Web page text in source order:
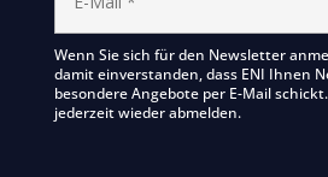
Wenn Sie sich für den Newsletter
damit einverstanden, dass ENI Ihnen
besondere Angebote per E-Mail
jederzeit wieder abmelden.